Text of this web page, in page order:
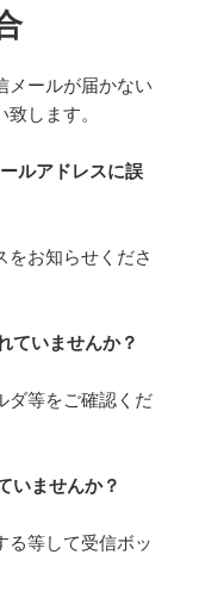
メールが届かない
します。
ルアドレスに誤
お知らせくださ
ていませんか？
ダ等をご確認くだ
いませんか？
等して受信ボッ